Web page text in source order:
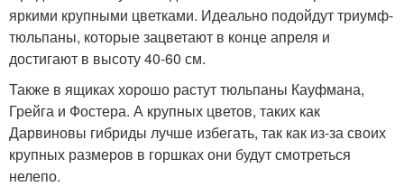
яркими крупными цветками. Идеально подойдут триумф-
тюльпаны, которые зацветают в конце апреля и
достигают в высоту 40-60 см.
Также в ящиках хорошо растут тюльпаны Кауфмана,
Грейга и Фостера. А крупных цветов, таких как
Дарвиновы гибриды лучше избегать, так как из-за своих
крупных размеров в горшках они будут смотреться
нелепо.